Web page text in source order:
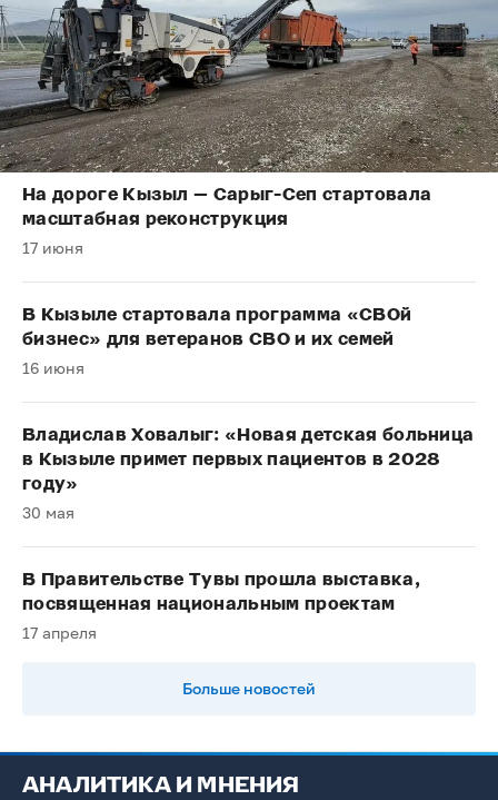
На дороге Кызыл — Сарыг-Сеп стартовала
масштабная реконструкция
17 июня
В Кызыле стартовала программа «СВОй
бизнес» для ветеранов СВО и их семей
16 июня
Владислав Ховалыг: «Новая детская больница
в Кызыле примет первых пациентов в 2028
году»
30 мая
В Правительстве Тувы прошла выставка,
посвященная национальным проектам
17 апреля
Больше новостей
АНАЛИТИКА И МНЕНИЯ